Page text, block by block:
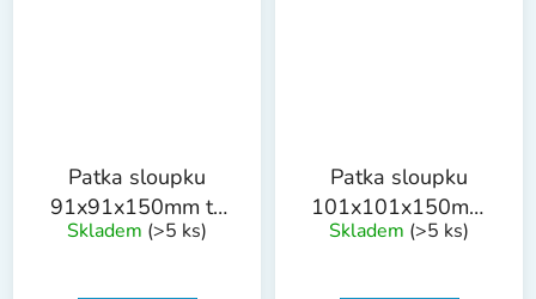
Patka sloupku
91x91x150mm tl.
1.8mm ZN
Skladem (>5 ks)
Patka sloupku
101x101x150mm
tl. 1.8mm ZN
Skladem (>5 ks)